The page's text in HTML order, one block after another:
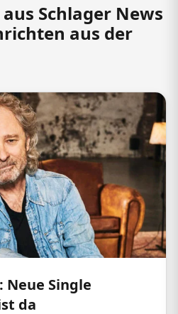
Schlager News
aus der
Neue Single
da